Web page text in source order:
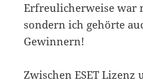
Erfreulicherweise war
sondern ich gehörte
Gewinnern!
Zwischen ESET